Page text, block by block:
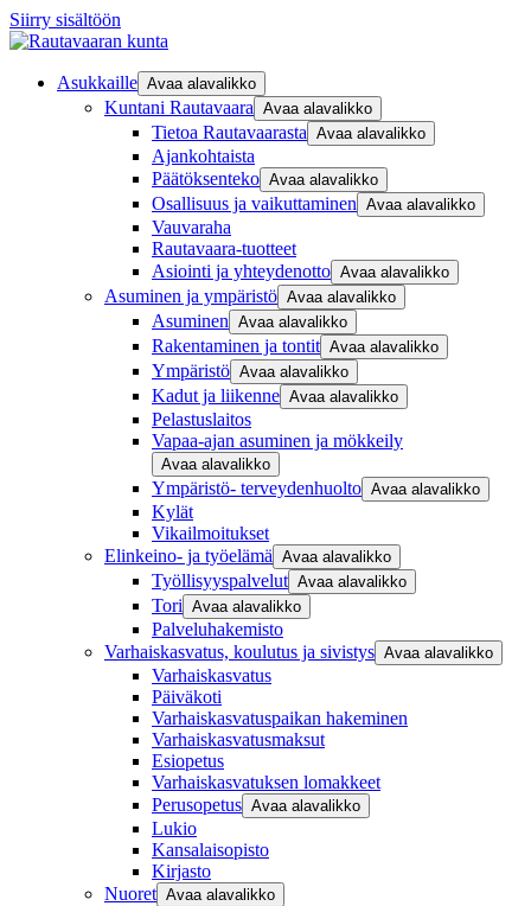
Siirry sisältöön
Asukkaille Avaa alavalikko
Kuntani Rautavaara Avaa alavalikko
Tietoa Rautavaarasta Avaa alavalikko
Ajankohtaista
Päätöksenteko Avaa alavalikko
Osallisuus ja vaikuttaminen Avaa alavalikko
Vauvaraha
Rautavaara-tuotteet
Asiointi ja yhteydenotto Avaa alavalikko
Asuminen ja ympäristö Avaa alavalikko
Asuminen Avaa alavalikko
Rakentaminen ja tontit Avaa alavalikko
Ympäristö Avaa alavalikko
Kadut ja liikenne Avaa alavalikko
Pelastuslaitos
Vapaa-ajan asuminen ja mökkeily
Avaa alavalikko
Ympäristö- terveydenhuolto Avaa alavalikko
Kylät
Vikailmoitukset
Elinkeino- ja työelämä Avaa alavalikko
Työllisyyspalvelut Avaa alavalikko
Tori Avaa alavalikko
Palveluhakemisto
Varhaiskasvatus, koulutus ja sivistys Avaa alavalikko
Varhaiskasvatus
Päiväkoti
Varhaiskasvatuspaikan hakeminen
Varhaiskasvatusmaksut
Esiopetus
Varhaiskasvatuksen lomakkeet
Perusopetus Avaa alavalikko
Lukio
Kansalaisopisto
Kirjasto
Nuoret Avaa alavalikko